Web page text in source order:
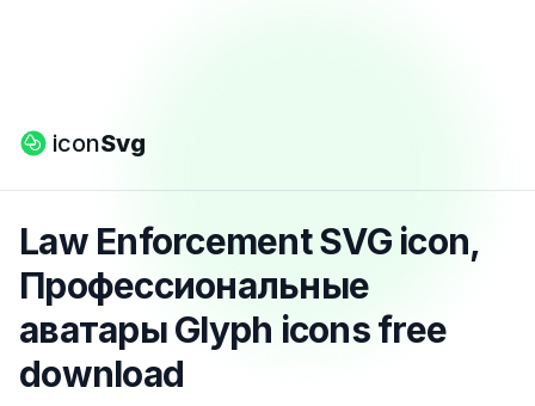
iconSvg
Law Enforcement SVG icon,
Профессиональные
аватары Glyph icons free
download